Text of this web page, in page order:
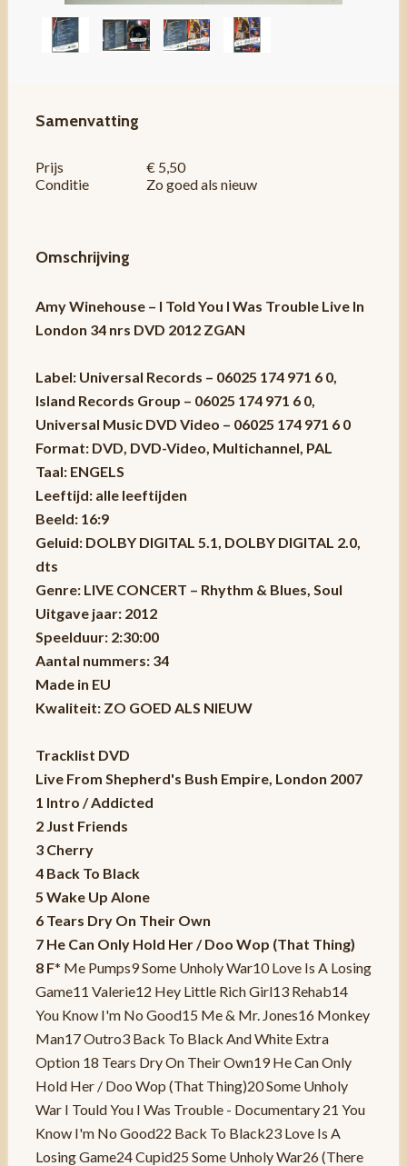
Samenvatting
Prijs
€ 5,50
Conditie
Zo goed als nieuw
Omschrijving
Amy Winehouse – I Told You I Was Trouble Live In
London 34 nrs DVD 2012 ZGAN
Label: Universal Records – 06025 174 971 6 0,
Island Records Group – 06025 174 971 6 0,
Universal Music DVD Video – 06025 174 971 6 0
Format: DVD, DVD-Video, Multichannel, PAL
Taal: ENGELS
Leeftijd: alle leeftijden
Beeld: 16:9
Geluid: DOLBY DIGITAL 5.1, DOLBY DIGITAL 2.0,
dts
Genre: LIVE CONCERT – Rhythm & Blues, Soul
Uitgave jaar: 2012
Speelduur: 2:30:00
Aantal nummers: 34
Made in EU
Kwaliteit: ZO GOED ALS NIEUW
Tracklist DVD
Live From Shepherd's Bush Empire, London 2007
1 Intro / Addicted
2 Just Friends
3 Cherry
4 Back To Black
5 Wake Up Alone
6 Tears Dry On Their Own
7 He Can Only Hold Her / Doo Wop (That Thing)
8 F* Me Pumps9 Some Unholy War10 Love Is A Losing
Game11 Valerie12 Hey Little Rich Girl13 Rehab14
You Know I'm No Good15 Me & Mr. Jones16 Monkey
Man17 Outro3 Back To Black And White Extra
Option 18 Tears Dry On Their Own19 He Can Only
Hold Her / Doo Wop (That Thing)20 Some Unholy
War I Tould You I Was Trouble - Documentary 21 You
Know I'm No Good22 Back To Black23 Love Is A
Losing Game24 Cupid25 Some Unholy War26 (There